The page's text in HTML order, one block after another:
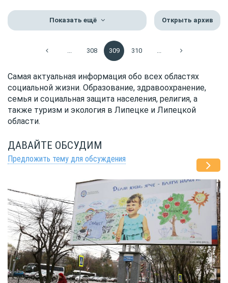
Показать ещё Открыть архив
308 309 310
Самая актуальная информация обо всех областях
социальной жизни. Образование, здравоохранение,
семья и социальная защита населения, религия, а
также туризм и экология в Липецке и Липецкой
области.
ДАВАЙТЕ ОБСУДИМ
Предложить тему для обсуждения